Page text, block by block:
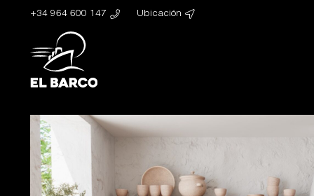
+34 964 600 147 Ubicación